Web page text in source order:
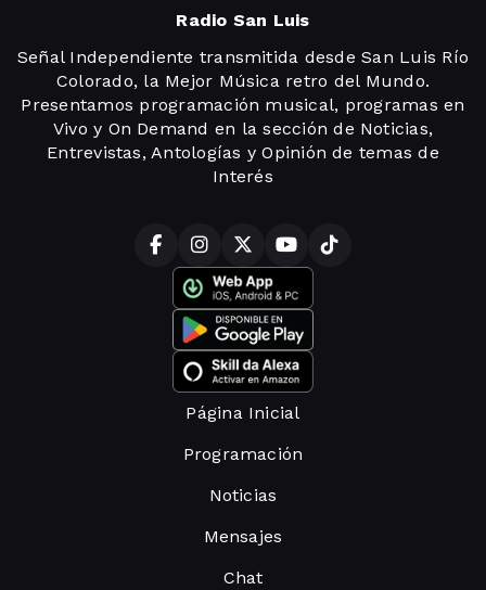
Radio San Luis
Señal Independiente transmitida desde San Luis Río
Colorado, la Mejor Música retro del Mundo.
Presentamos programación musical, programas en
Vivo y On Demand en la sección de Noticias,
Entrevistas, Antologías y Opinión de temas de
Interés
Página Inicial
Programación
Noticias
Mensajes
Chat